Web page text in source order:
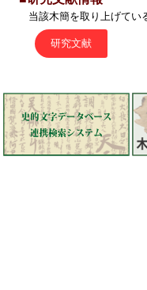
当該木簡を取り上げてい
研究文献